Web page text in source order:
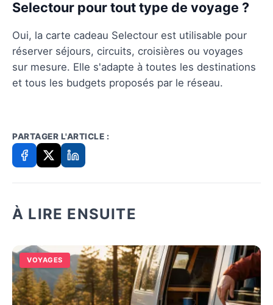
Selectour pour tout type de voyage ?
Oui, la carte cadeau Selectour est utilisable pour
réserver séjours, circuits, croisières ou voyages
sur mesure. Elle s'adapte à toutes les destinations
et tous les budgets proposés par le réseau.
PARTAGER L'ARTICLE :
À LIRE ENSUITE
VOYAGES